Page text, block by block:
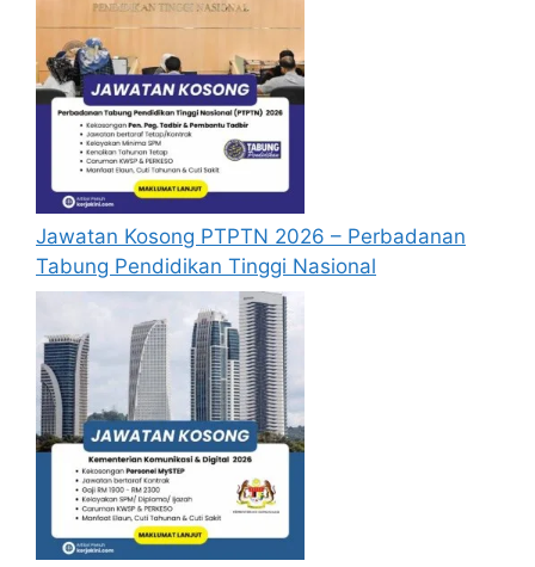
bulandari tarikh iklan ditutup hendaklah
menganggap permohonan mereka tidak
berjaya.
Mohon Online
Jawatan Kosong PTPTN 2026 – Perbadanan
Tabung Pendidikan Tinggi Nasional